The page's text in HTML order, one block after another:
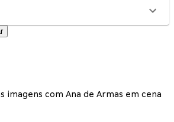
imagens com Ana de Armas em cena